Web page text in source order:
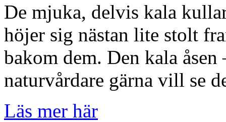
De mjuka, delvis kala
höjer sig nästan lite stolt
bakom dem. Den kala åsen
naturvårdare gärna vill se
Läs mer här